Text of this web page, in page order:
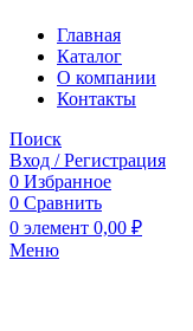
Главная
Каталог
О компании
Контакты
Поиск
Вход / Регистрация
0 Избранное
0 Сравнить
0 элемент 0,00 ₽
Меню